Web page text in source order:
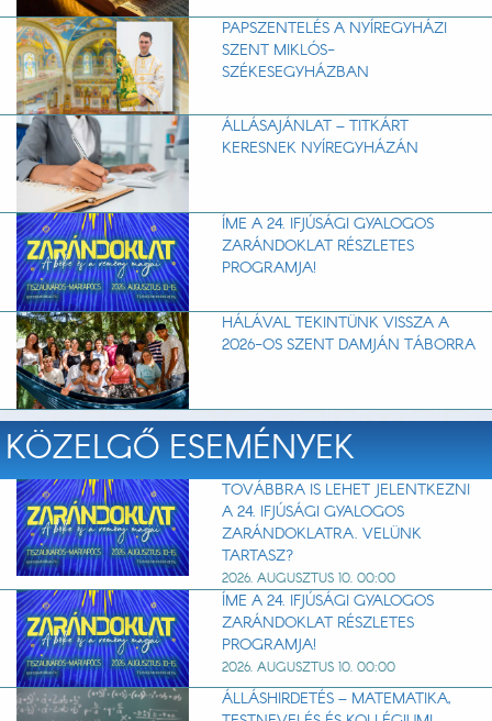
PAPSZENTELÉS A NYÍREGYHÁZI
SZENT MIKLÓS-
SZÉKESEGYHÁZBAN
ÁLLÁSAJÁNLAT – TITKÁRT
KERESNEK NYÍREGYHÁZÁN
ÍME A 24. IFJÚSÁGI GYALOGOS
ZARÁNDOKLAT RÉSZLETES
PROGRAMJA!
HÁLÁVAL TEKINTÜNK VISSZA A
2026-OS SZENT DAMJÁN TÁBORRA
KÖZELGŐ ESEMÉNYEK
TOVÁBBRA IS LEHET JELENTKEZNI
A 24. IFJÚSÁGI GYALOGOS
ZARÁNDOKLATRA. VELÜNK
TARTASZ?
2026. AUGUSZTUS 10. 00:00
ÍME A 24. IFJÚSÁGI GYALOGOS
ZARÁNDOKLAT RÉSZLETES
PROGRAMJA!
2026. AUGUSZTUS 10. 00:00
ÁLLÁSHIRDETÉS – MATEMATIKA,